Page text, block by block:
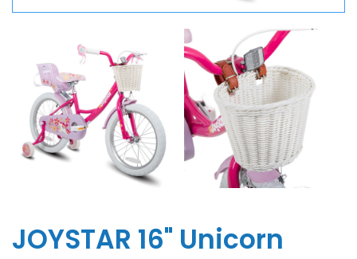
JOYSTAR 16" Unicorn